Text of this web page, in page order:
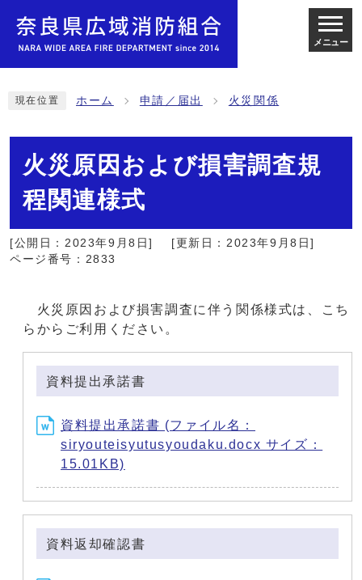
メニュー
現在位置 ホーム 申請／届出 火災関係
火災原因および損害調査規
程関連様式
[公開日：2023年9月8日]
[更新日：2023年9月8日]
ページ番号：2833
火災原因および損害調査に伴う関係様式は、こち
らからご利用ください。
資料提出承諾書
資料提出承諾書 (ファイル名：
siryouteisyutusyoudaku.docx サイズ：
15.01KB)
資料返却確認書